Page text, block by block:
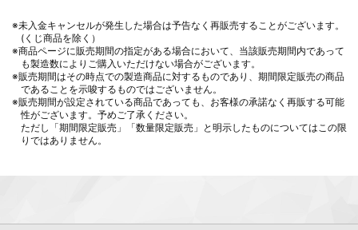
※未入金キャンセルが発生した場合は予告なく再販売することがございます。
(くじ商品を除く）
※商品ページに販売期間の指定がある場合において、当該販売期間内であって
も製造数によりご購入いただけない場合がございます。
※販売期間はその時点での製造商品に対するものであり、期間限定販売の商品
であることを示唆するものではございません。
※販売期間が設定されている商品であっても、お客様の承諾なく再販する可能
性がございます。予めご了承ください。
ただし「期間限定販売」「数量限定販売」と明示したものについてはこの限
りではありません。